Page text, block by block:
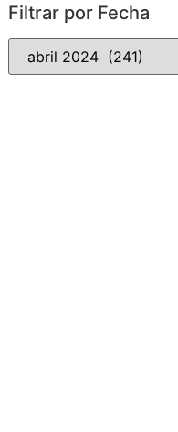
Filtrar por Fecha